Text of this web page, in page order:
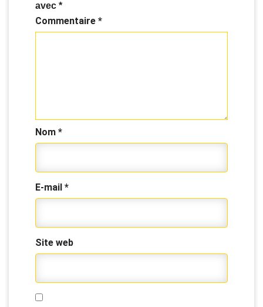
avec *
Commentaire *
Nom *
E-mail *
Site web